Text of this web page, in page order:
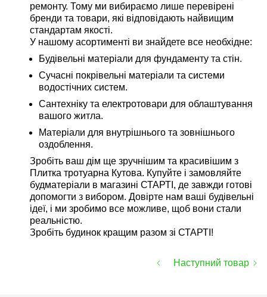
ремонту. Тому ми вибираємо лише перевірені
бренди та товари, які відповідають найвищим
стандартам якості.
У нашому асортименті ви знайдете все необхідне:
Будівельні матеріали для фундаменту та стін.
Сучасні покрівельні матеріали та системи
водостічних систем.
Сантехніку та електротовари для облаштування
вашого житла.
Матеріали для внутрішнього та зовнішнього
оздоблення.
Зробіть ваш дім ще зручнішим та красивішим з
Плитка тротуарна Кутова. Купуйте і замовляйте
будматеріали в магазині СТАРТІ, де завжди готові
допомогти з вибором. Довірте нам ваші будівельні
ідеї, і ми зробимо все можливе, щоб вони стали
реальністю.
Зробіть будинок кращим разом зі СТАРТІ!
Наступний товар